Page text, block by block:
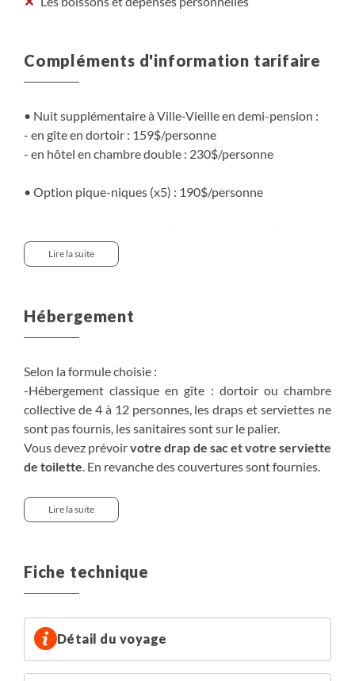
Compléments d'information tarifaire
• Nuit supplémentaire à Ville-Vieille en demi-pension :
- en gîte en dortoir : 159$/personne
- en hôtel en chambre double : 230$/personne
• Option pique-niques (x5) : 190$/personne
• Pour l’étape à Ceillac (en version dortoir) : le gîte
habituellement utilisé propose uniquement la formule
nuit + petit-déjeuner. Pour les réservations dans les
Lire la suite
Hébergement
Selon la formule choisie :
-Hébergement classique en gîte : dortoir ou chambre
collective de 4 à 12 personnes, les draps et serviettes ne
sont pas fournis, les sanitaires sont sur le palier.
Vous devez prévoirvotre drap de sac et votre serviette
de toilette . En revanche des couvertures sont fournies.
- En chambre de 2 (gîte et hôtel) : chambre double ou à 2
lits selon votre choix, les draps et serviettes sont fournis.
Lire la suite
Fiche technique
Détail du voyage